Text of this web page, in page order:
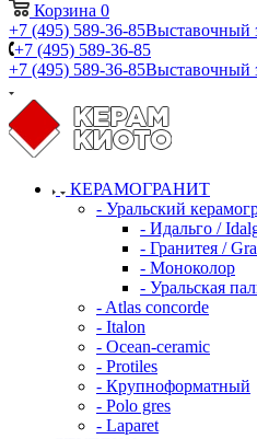
Корзина 0
+7 (495) 589-36-85Выставочный
+7 (495) 589-36-85
+7 (495) 589-36-85Выставочный
КЕРАМОГРАНИТ
- Уральский
- Идальго /
- Гранитея /
- Моноколор
- Уральская
- Atlas concorde
- Italon
- Ocean-ceramic
- Protiles
- Крупноформатный
- Polo gres
- Laparet